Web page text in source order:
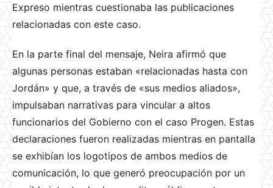
Expreso mientras cuestionaba las publicaciones
relacionadas con este caso.
En la parte final del mensaje, Neira afirmó que
algunas personas estaban «relacionadas hasta con
Jordán» y que, a través de «sus medios aliados»,
impulsaban narrativas para vincular a altos
funcionarios del Gobierno con el caso Progen. Estas
declaraciones fueron realizadas mientras en pantalla
se exhibían los logotipos de ambos medios de
comunicación, lo que generó preocupación por un